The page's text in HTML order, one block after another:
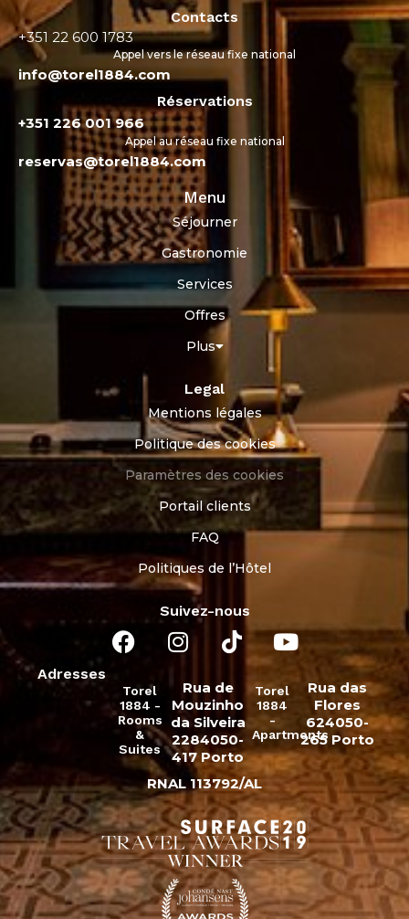
Contacts
+351 22 600 1783
Appel vers le réseau fixe national
info@torel1884.com
Réservations
+351 226 001 966
Appel au réseau fixe national
reservas@torel1884.com
Menu
Séjourner
Gastronomie
Services
Offres
Plus
Legal
Mentions légales
Politique des cookies
Paramètres des cookies
Portail clients
FAQ
Politiques de l’Hôtel
Suivez-nous
Adresses
Torel
1884 -
Rooms
&
Suites
Rua de
Mouzinho
da Silveira
2284050-
417 Porto
Torel
1884
-
Apartments
Rua das
Flores
624050-
265 Porto
RNAL 113792/AL